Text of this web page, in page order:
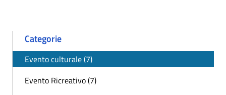
Categorie
Evento culturale (7)
Evento Ricreativo (7)